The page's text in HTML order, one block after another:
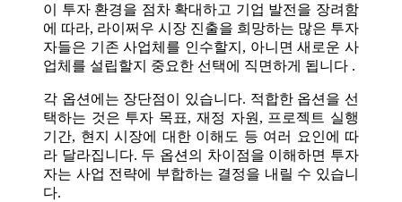
이 투자 환경을 점차 확대하고 기업 발전을 장려함
에 따라, 라이쩌우 시장 진출을 희망하는 많은 투자
자들은 기존 사업체를 인수할지, 아니면 새로운 사
업체를 설립할지 중요한 선택에 직면하게 됩니다 .
각 옵션에는 장단점이 있습니다. 적합한 옵션을 선
택하는 것은 투자 목표, 재정 자원, 프로젝트 실행
기간, 현지 시장에 대한 이해도 등 여러 요인에 따
라 달라집니다. 두 옵션의 차이점을 이해하면 투자
자는 사업 전략에 부합하는 결정을 내릴 수 있습니
다.